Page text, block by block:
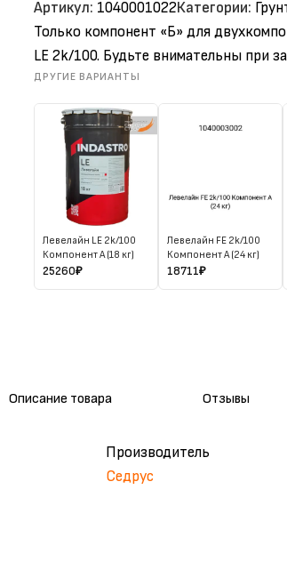
Артикул: 1040001022Категории:
Только компонент «Б» для
LE 2k/100. Будьте внимательны при
ДРУГИЕ ВАРИАНТЫ
Левелайн LE 2k/100
Компонент А (18 кг)
25260₽
Левелайн FE 2k/100
Компонент А (24 кг)
18711₽
Описание товара Отзывы
Производитель
Седрус